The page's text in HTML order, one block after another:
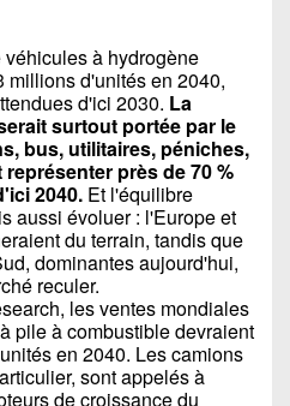
à hydrogène
millions d'unités en 2040,
d'ici 2030. La
surtout portée par le
bus, utilitaires, péniches,
près de 70 %
2040. Et l'équilibre
aussi évoluer : l'Europe et
du terrain, tandis que
dominantes aujourd'hui,
reculer.
les ventes mondiales
pile à combustible devraient
en 2040. Les camions
sont appelés à
de croissance du